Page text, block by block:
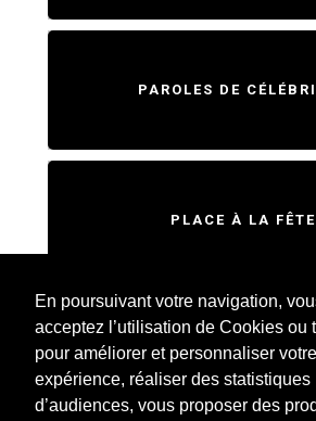
En poursuivant votre navigation,
acceptez l’utilisation de Cookies ou
pour améliorer et personnaliser votre
expérience, réaliser des statistiques
d’audiences, vous proposer des
PAROLES DE
PLACE À LA FÊTE
SWEET HOME